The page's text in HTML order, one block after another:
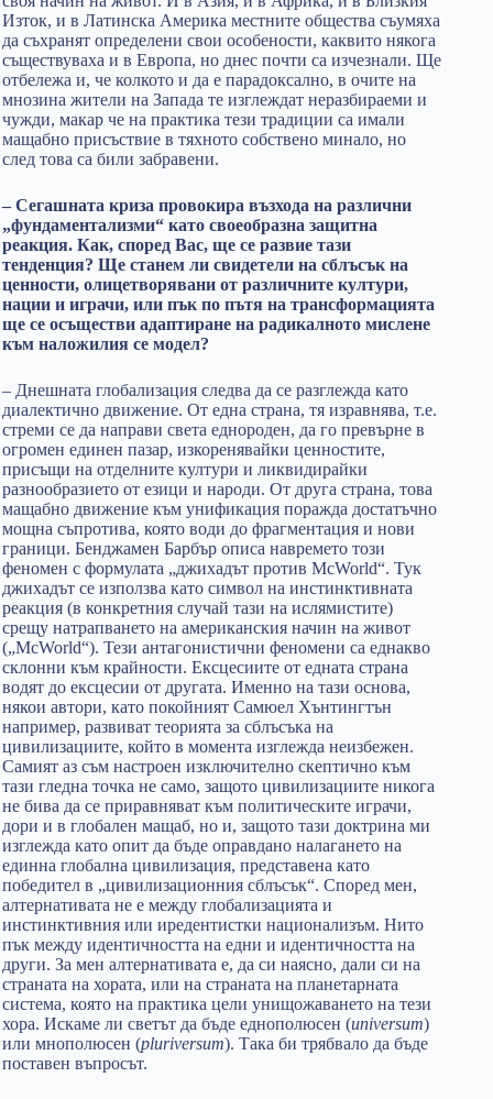
Изток, и в Латинска Америка местните общества съумяха
да съхранят определени свои особености, каквито някога
съществуваха и в Европа, но днес почти са изчезнали. Ще
отбележа и, че колкото и да е парадоксално, в очите на
мнозина жители на Запада те изглеждат неразбираеми и
чужди, макар че на практика тези традиции са имали
мащабно присъствие в тяхното собствено минало, но
след това са били забравени.
– Сегашната криза провокира възхода на различни
„фундаментализми“ като своеобразна защитна
реакция. Как, според Вас, ще се развие тази
тенденция? Ще станем ли свидетели на сблъсък на
ценности, олицетворявани от различните култури,
нации и играчи, или пък по пътя на трансформацията
ще се осъществи адаптиране на радикалното мислене
към наложилия се модел?
– Днешната глобализация следва да се разглежда като
диалектично движение. От една страна, тя изравнява, т.е.
стреми се да направи света еднороден, да го превърне в
огромен единен пазар, изкоренявайки ценностите,
присъщи на отделните култури и ликвидирайки
разнообразието от езици и народи. От друга страна, това
мащабно движение към унификация поражда достатъчно
мощна съпротива, която води до фрагментация и нови
граници. Бенджамен Барбър описа навремето този
феномен с формулата „джихадът против McWorld“. Тук
джихадът се използва като символ на инстинктивната
реакция (в конкретния случай тази на ислямистите)
срещу натрапването на американския начин на живот
(„McWorld“). Тези антагонистични феномени са еднакво
склонни към крайности. Ексцесиите от едната страна
водят до ексцесии от другата. Именно на тази основа,
някои автори, като покойният Самюел Хънтингтън
например, развиват теорията за сблъсъка на
цивилизациите, който в момента изглежда неизбежен.
Самият аз съм настроен изключително скептично към
тази гледна точка не само, защото цивилизациите никога
не бива да се приравняват към политическите играчи,
дори и в глобален мащаб, но и, защото тази доктрина ми
изглежда като опит да бъде оправдано налагането на
единна глобална цивилизация, представена като
победител в „цивилизационния сблъсък“. Според мен,
алтернативата не е между глобализацията и
инстинктивния или иредентистки национализъм. Нито
пък между идентичността на едни и идентичността на
други. За мен алтернативата е, да си наясно, дали си на
страната на хората, или на страната на планетарната
система, която на практика цели унищожаването на тези
хора. Искаме ли светът да бъде еднополюсен (universum)
или мнополюсен (pluriversum). Така би трябвало да бъде
поставен въпросът.